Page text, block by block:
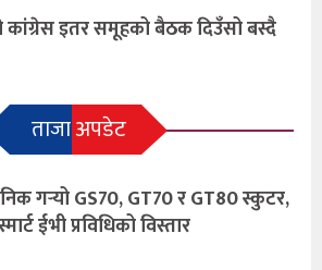
कांग्रेस इतर समूहको बैठक दिउँसो बस्दै
ताजा अपडेट
गर्‍यो GS70, GT70 र GT80 स्कुटर,
ईभी प्रविधिको विस्तार